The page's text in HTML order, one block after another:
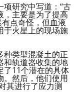
研究中写道：“古
，主要是为了提高
点奇怪，但血液
于火星上的现场施
种类型混凝土的正
和轨道器收集的地
了11个潜在的具体
。然后，他们使用
其进行了应力测